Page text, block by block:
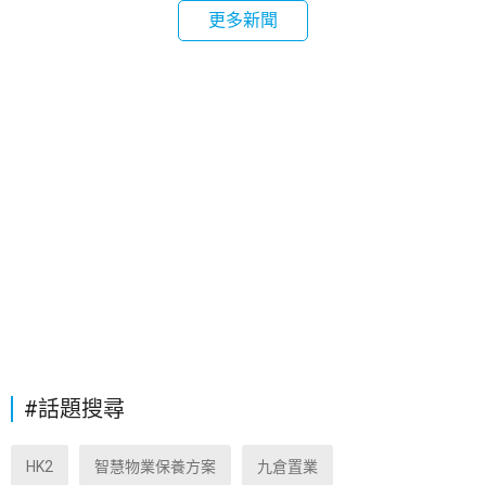
更多新聞
#話題搜尋
HK2 智慧物業保養方案 九倉置業